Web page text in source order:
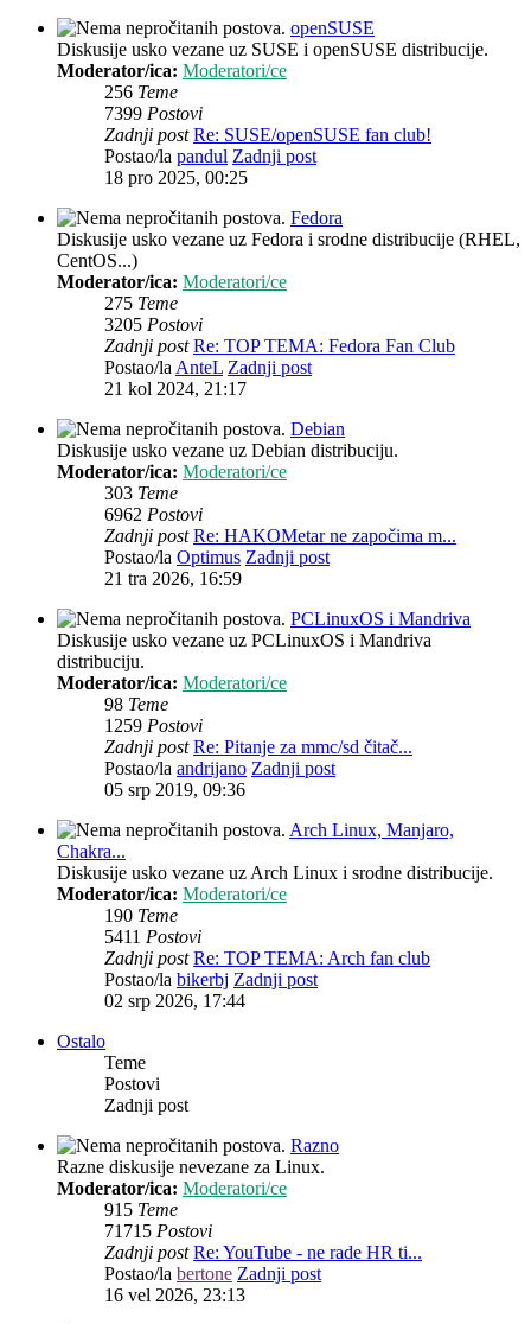
openSUSE
Diskusije usko vezane uz SUSE i openSUSE distribucije.
Moderator/ica: Moderatori/ce
256 Teme
7399 Postovi
Zadnji post Re: SUSE/openSUSE fan club!
Postao/la pandul Zadnji post
18 pro 2025, 00:25
Fedora
Diskusije usko vezane uz Fedora i srodne distribucije (RHEL,
CentOS...)
Moderator/ica: Moderatori/ce
275 Teme
3205 Postovi
Zadnji post Re: TOP TEMA: Fedora Fan Club
Postao/laAnteL Zadnji post
21 kol 2024, 21:17
Debian
Diskusije usko vezane uz Debian distribuciju.
Moderator/ica: Moderatori/ce
303 Teme
6962 Postovi
Zadnji post Re: HAKOMetar ne započima m...
Postao/la Optimus Zadnji post
21 tra 2026, 16:59
PCLinuxOS i Mandriva
Diskusije usko vezane uz PCLinuxOS i Mandriva
distribuciju.
Moderator/ica: Moderatori/ce
98 Teme
1259 Postovi
Zadnji post Re: Pitanje za mmc/sd čitač...
Postao/la andrijano Zadnji post
05 srp 2019, 09:36
Arch Linux, Manjaro,
Chakra...
Diskusije usko vezane uz Arch Linux i srodne distribucije.
Moderator/ica: Moderatori/ce
190 Teme
5411 Postovi
Zadnji post Re: TOP TEMA: Arch fan club
Postao/la bikerbj Zadnji post
02 srp 2026, 17:44
Ostalo
Teme
Postovi
Zadnji post
Razno
Razne diskusije nevezane za Linux.
Moderator/ica: Moderatori/ce
915 Teme
71715 Postovi
Zadnji post Re: YouTube - ne rade HR ti...
Postao/la bertone Zadnji post
16 vel 2026, 23:13